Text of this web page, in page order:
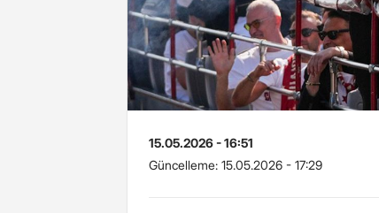
15.05.2026 - 16:51
Güncelleme: 15.05.2026 - 17:29